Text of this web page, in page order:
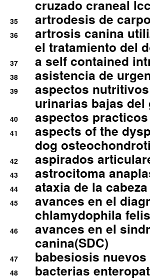
cruzado craneal lcc
35 artrodesis de carpo
36
artrosis canina
el tratamiento del
37 a self contained
38 asistencia de
39
aspectos
urinarias bajas del
40 aspectos
41
aspects of the
dog
42 aspirados
43 astrocitoma
44 ataxia de la
45
avances en el
chlamydophila
46
avances en el
canina(SDC)
47 babesiosis
48 bacterias